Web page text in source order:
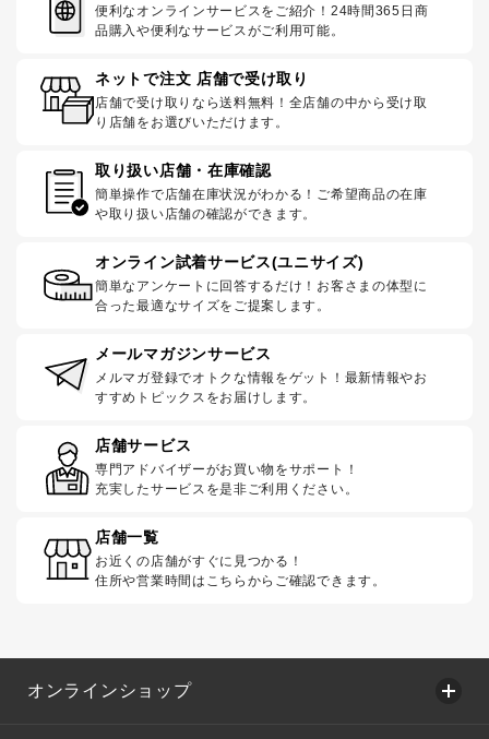
便利なオンラインサービスをご紹介！24時間365日商
品購入や便利なサービスがご利用可能。
ネットで注文 店舗で受け取り
店舗で受け取りなら送料無料！全店舗の中から受け取
り店舗をお選びいただけます。
取り扱い店舗・在庫確認
簡単操作で店舗在庫状況がわかる！ご希望商品の在庫
や取り扱い店舗の確認ができます。
オンライン試着サービス(ユニサイズ)
簡単なアンケートに回答するだけ！お客さまの体型に
合った最適なサイズをご提案します。
メールマガジンサービス
メルマガ登録でオトクな情報をゲット！最新情報やお
すすめトピックスをお届けします。
店舗サービス
専門アドバイザーがお買い物をサポート！
充実したサービスを是非ご利用ください。
店舗一覧
お近くの店舗がすぐに見つかる！
住所や営業時間はこちらからご確認できます。
オンラインショップ